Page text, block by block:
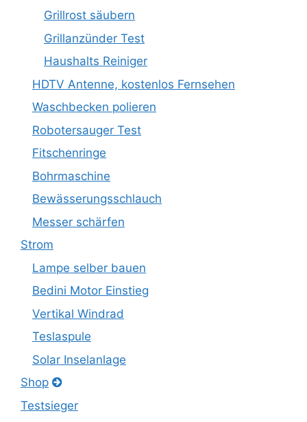
Grillrost säubern
Grillanzünder Test
Haushalts Reiniger
HDTV Antenne, kostenlos Fernsehen
Waschbecken polieren
Robotersauger Test
Fitschenringe
Bohrmaschine
Bewässerungsschlauch
Messer schärfen
Strom
Lampe selber bauen
Bedini Motor Einstieg
Vertikal Windrad
Teslaspule
Solar Inselanlage
Shop
Testsieger